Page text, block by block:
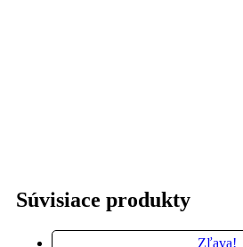
Súvisiace produkty
Zľava!